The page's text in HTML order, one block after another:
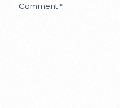
Comment *